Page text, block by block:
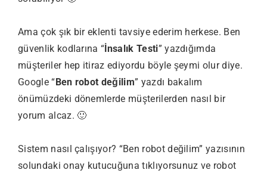
Ama çok şık bir eklenti tavsiye ederim herkese. Ben
güvenlik kodlarına “ İnsalık Testi” yazdığımda
müşteriler hep itiraz ediyordu böyle şeymi olur diye.
Google “ Ben robot değilim” yazdı bakalım
önümüzdeki dönemlerde müşterilerden nasıl bir
yorum alcaz. 🙂
Sistem nasıl çalışıyor? “Ben robot değilim” yazısının
solundaki onay kutucuğuna tıklıyorsunuz ve robot